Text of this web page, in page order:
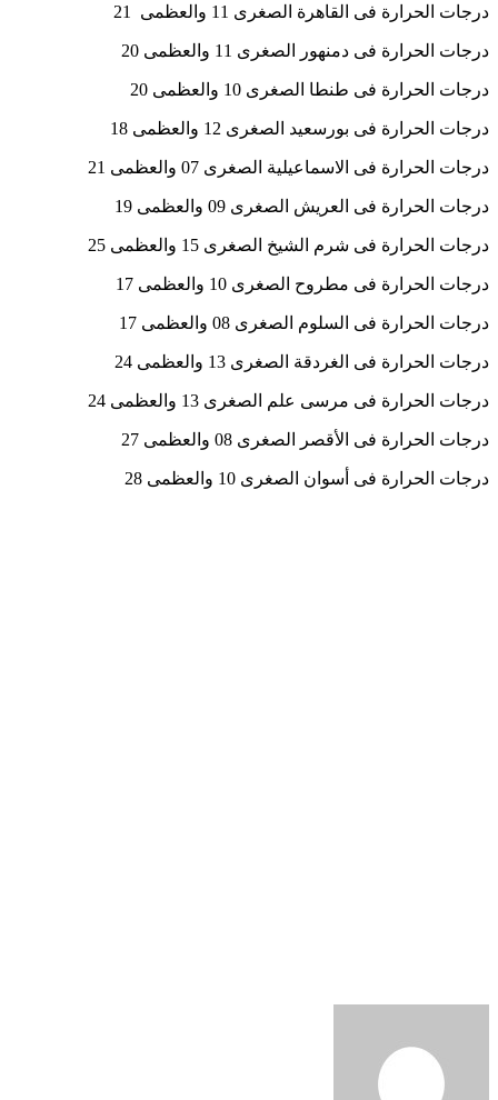
درجات الحرارة فى القاهرة الصغرى 11 والعظمى 21
درجات الحرارة فى دمنهور الصغرى 11 والعظمى 20
درجات الحرارة فى طنطا الصغرى 10 والعظمى 20
درجات الحرارة فى بورسعيد الصغرى 12 والعظمى 18
درجات الحرارة فى الاسماعيلية الصغرى 07 والعظمى 21
درجات الحرارة فى العريش الصغرى 09 والعظمى 19
درجات الحرارة فى شرم الشيخ الصغرى 15 والعظمى 25
درجات الحرارة فى مطروح الصغرى 10 والعظمى 17
درجات الحرارة فى السلوم الصغرى 08 والعظمى 17
درجات الحرارة فى الغردقة الصغرى 13 والعظمى 24
درجات الحرارة فى مرسى علم الصغرى 13 والعظمى 24
درجات الحرارة فى الأقصر الصغرى 08 والعظمى 27
درجات الحرارة فى أسوان الصغرى 10 والعظمى 28